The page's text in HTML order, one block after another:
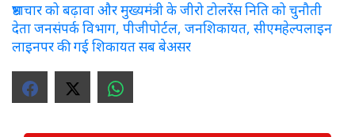
भ्रष्टाचार को बढ़ावा और मुख्यमंत्री के जीरो टोलरेंस निति को चुनौती
देता जनसंपर्क विभाग, पीजीपोर्टल, जनशिकायत, सीएमहेल्पलाइन
लाइनपर की गई शिकायत सब बेअसर